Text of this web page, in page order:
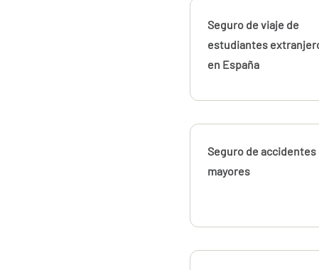
Seguro de viaje de
estudiantes
en España
Seguro de accidentes
mayores